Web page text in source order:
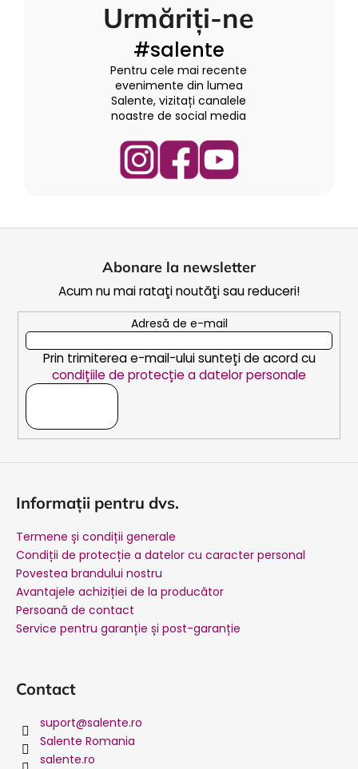
Urmăriți-ne
#salente
Pentru cele mai recente
evenimente din lumea
Salente, vizitați canalele
noastre de social media
Abonare la newsletter
Acum nu mai rataţi noutăţi sau reduceri!
Adresă de e-mail
Prin trimiterea e-mail-ului sunteți de acord cu
condițiile de protecție a datelor personale
Informații pentru dvs.
Termene și condiții generale
Condiții de protecție a datelor cu caracter personal
Povestea brandului nostru
Avantajele achiziției de la producător
Persoană de contact
Service pentru garanție și post-garanție
Contact
suport@salente.ro
Salente Romania
salente.ro